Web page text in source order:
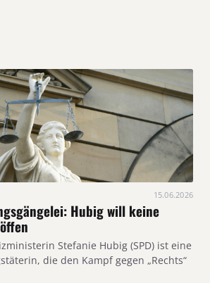
15.06.2026
Hubig will keine
Stefanie Hubig (SPD) ist eine
die den Kampf gegen „Rechts“